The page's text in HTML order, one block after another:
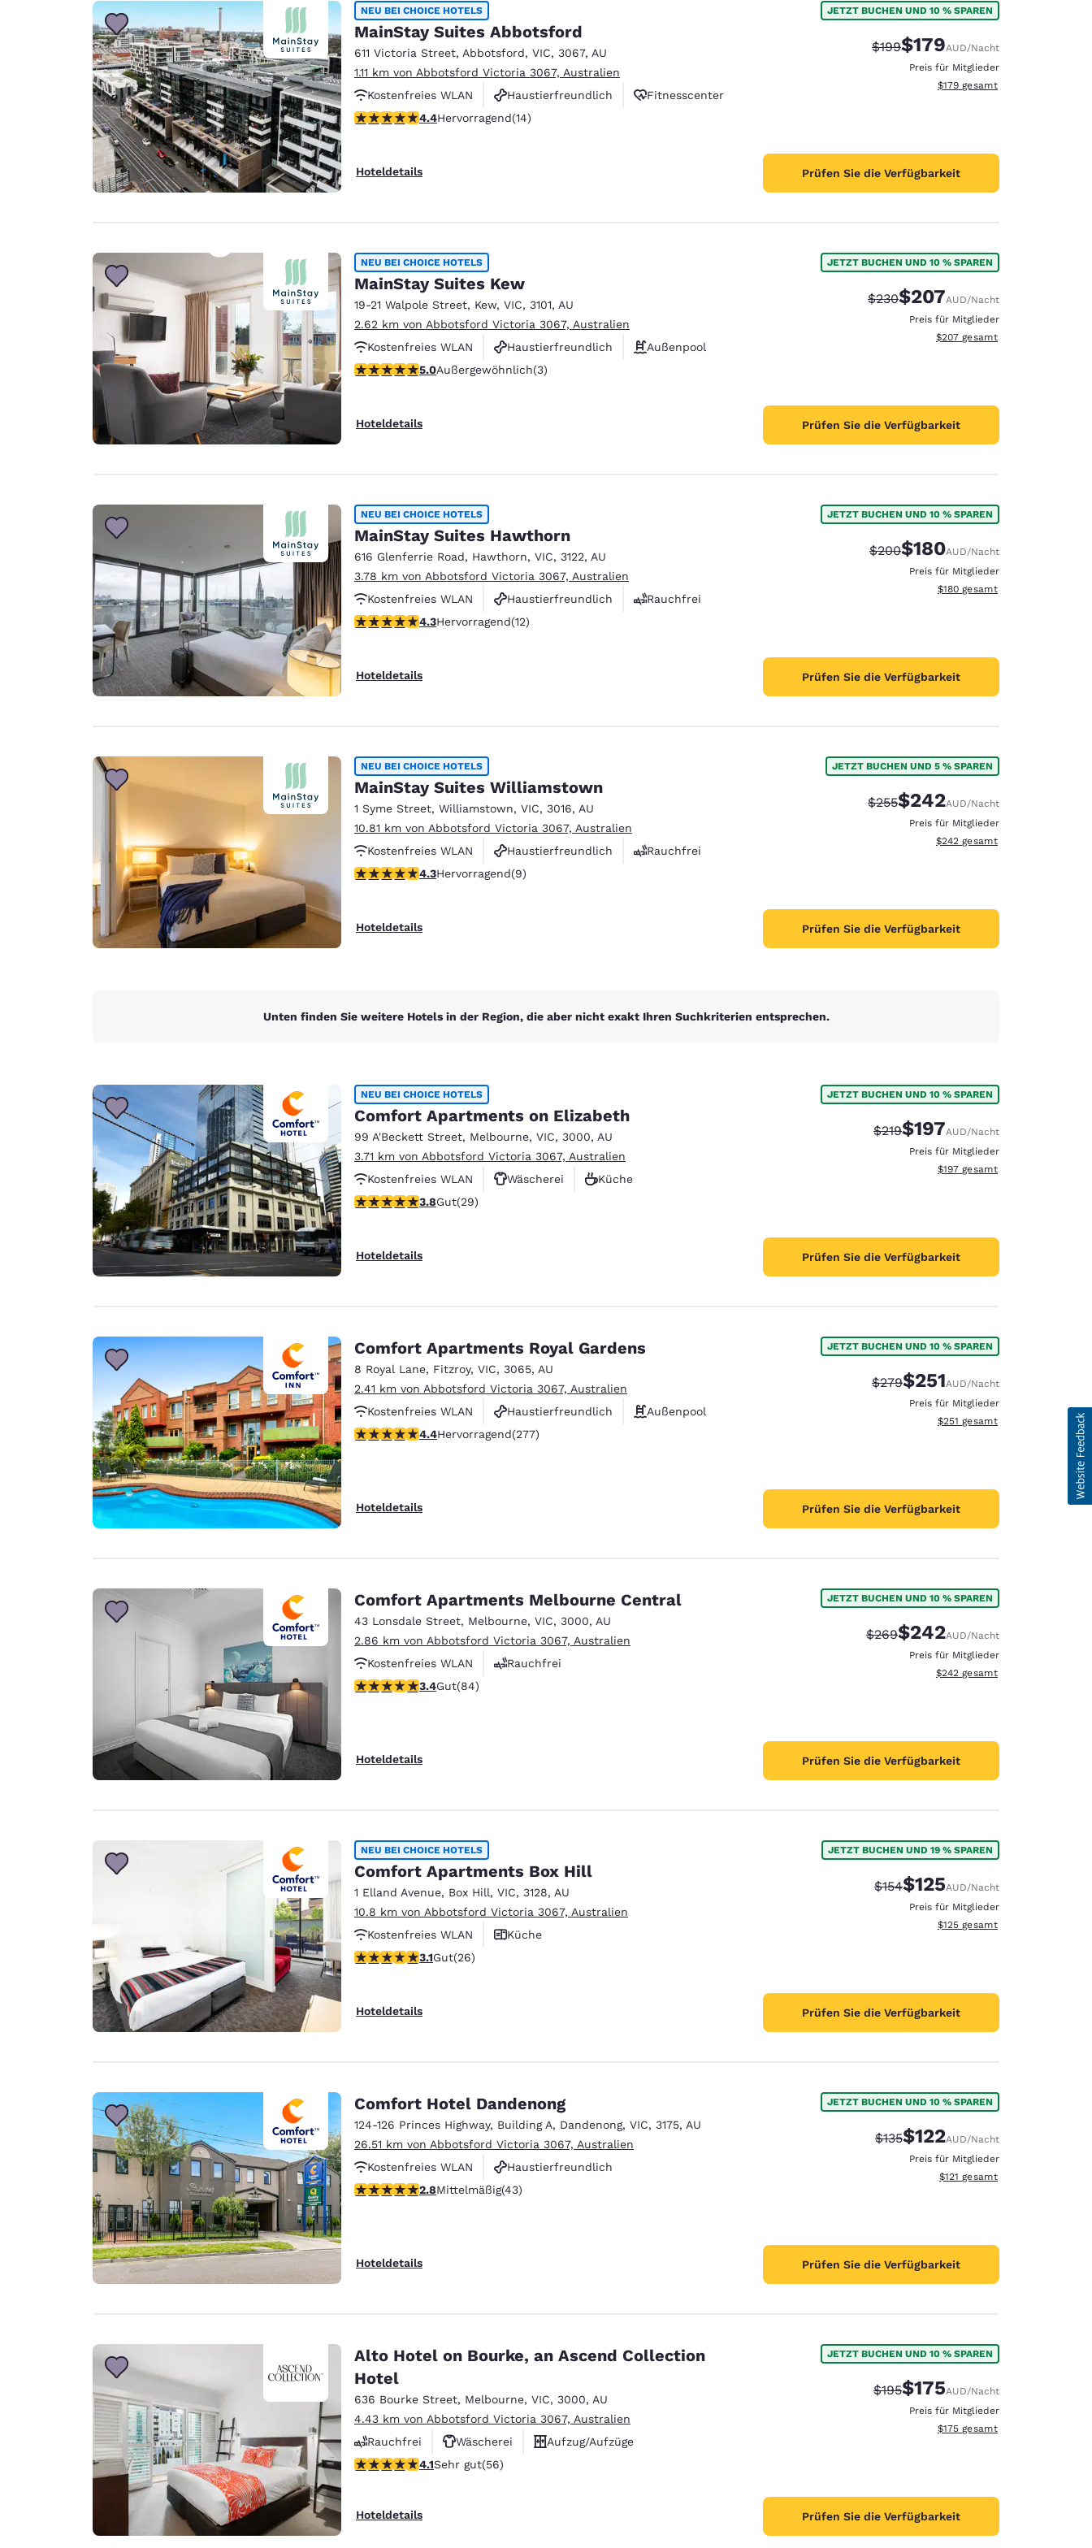
Europa
Deutschland
Deutsch
Germany
English Español
Spain
English
Ireland
Asien-Pazifik
Australia
English
India
English
NEU BEI CHOICE HOTELS
MainStay Suites Abbotsford
611 Victoria Street, Abbotsford, VIC, 3067, AU
1.11 km von Abbotsford Victoria 3067, Australien
Kostenfreies WLAN
Haustierfreundlich
Fitnesscenter
4.43-Sterne-Bewertung. Hervorragend. 14 Bewertungen
4.4Hervorragend(14)
Hoteldetails
JETZT BUCHEN UND 10 % SPAREN
Durchgestrichener Preis:
$199Vergünstigter Preis:
$179AUD/Nacht
Preis für Mitglieder
Geschätzte Gesamtdetails
$179 gesamt
Prüfen Sie die Verfügbarkeit
NEU BEI CHOICE HOTELS
MainStay Suites Kew
19-21 Walpole Street, Kew, VIC, 3101, AU
2.62 km von Abbotsford Victoria 3067, Australien
Kostenfreies WLAN
Haustierfreundlich
Außenpool
5-Sterne-Bewertung. Außergewöhnlich. 3 Bewertungen
5.0Außergewöhnlich(3)
Hoteldetails
JETZT BUCHEN UND 10 % SPAREN
Durchgestrichener Preis:
$230Vergünstigter Preis:
$207AUD/Nacht
Preis für Mitglieder
Geschätzte Gesamtdetails
$207 gesamt
Prüfen Sie die Verfügbarkeit
NEU BEI CHOICE HOTELS
MainStay Suites Hawthorn
616 Glenferrie Road, Hawthorn, VIC, 3122, AU
3.78 km von Abbotsford Victoria 3067, Australien
Kostenfreies WLAN
Haustierfreundlich
Rauchfrei
4.25-Sterne-Bewertung. Hervorragend. 12 Bewertungen
4.3Hervorragend(12)
Hoteldetails
JETZT BUCHEN UND 10 % SPAREN
Durchgestrichener Preis:
$200Vergünstigter Preis:
$180AUD/Nacht
Preis für Mitglieder
Geschätzte Gesamtdetails
$180 gesamt
Prüfen Sie die Verfügbarkeit
NEU BEI CHOICE HOTELS
MainStay Suites Williamstown
1 Syme Street, Williamstown, VIC, 3016, AU
10.81 km von Abbotsford Victoria 3067, Australien
Kostenfreies WLAN
Haustierfreundlich
Rauchfrei
4.33-Sterne-Bewertung. Hervorragend. 9 Bewertungen
4.3Hervorragend(9)
Hoteldetails
JETZT BUCHEN UND 5 % SPAREN
Durchgestrichener Preis:
$255Vergünstigter Preis:
$242AUD/Nacht
Preis für Mitglieder
Geschätzte Gesamtdetails
$242 gesamt
Prüfen Sie die Verfügbarkeit
Unten finden Sie weitere Hotels in der Region, die aber nicht exakt Ihren Suchkriterien entsprechen.
NEU BEI CHOICE HOTELS
Comfort Apartments on Elizabeth
99 A'Beckett Street, Melbourne, VIC, 3000, AU
3.71 km von Abbotsford Victoria 3067, Australien
Kostenfreies WLAN
Wäscherei
Küche
3.79-Sterne-Bewertung. Gut. 29 Bewertungen
3.8Gut(29)
Hoteldetails
JETZT BUCHEN UND 10 % SPAREN
Durchgestrichener Preis:
$219Vergünstigter Preis:
$197AUD/Nacht
Preis für Mitglieder
Geschätzte Gesamtdetails
$197 gesamt
Prüfen Sie die Verfügbarkeit
Comfort Apartments Royal Gardens
8 Royal Lane, Fitzroy, VIC, 3065, AU
2.41 km von Abbotsford Victoria 3067, Australien
Kostenfreies WLAN
Haustierfreundlich
Außenpool
4.44-Sterne-Bewertung. Hervorragend. 277 Bewertungen
4.4Hervorragend(277)
Hoteldetails
JETZT BUCHEN UND 10 % SPAREN
Durchgestrichener Preis:
$279Vergünstigter Preis:
$251AUD/Nacht
Preis für Mitglieder
Geschätzte Gesamtdetails
$251 gesamt
Prüfen Sie die Verfügbarkeit
Comfort Apartments Melbourne Central
43 Lonsdale Street, Melbourne, VIC, 3000, AU
2.86 km von Abbotsford Victoria 3067, Australien
Kostenfreies WLAN
Rauchfrei
3.4-Sterne-Bewertung. Gut. 84 Bewertungen
3.4Gut(84)
Hoteldetails
JETZT BUCHEN UND 10 % SPAREN
Durchgestrichener Preis:
$269Vergünstigter Preis:
$242AUD/Nacht
Preis für Mitglieder
Geschätzte Gesamtdetails
$242 gesamt
Prüfen Sie die Verfügbarkeit
NEU BEI CHOICE HOTELS
Comfort Apartments Box Hill
1 Elland Avenue, Box Hill, VIC, 3128, AU
10.8 km von Abbotsford Victoria 3067, Australien
Kostenfreies WLAN
Küche
3.12-Sterne-Bewertung. Gut. 26 Bewertungen
3.1Gut(26)
Hoteldetails
JETZT BUCHEN UND 19 % SPAREN
Durchgestrichener Preis:
$154Vergünstigter Preis:
$125AUD/Nacht
Preis für Mitglieder
Geschätzte Gesamtdetails
$125 gesamt
Prüfen Sie die Verfügbarkeit
Comfort Hotel Dandenong
124-126 Princes Highway, Building A, Dandenong, VIC, 3175, AU
26.51 km von Abbotsford Victoria 3067, Australien
Kostenfreies WLAN
Haustierfreundlich
Raum für Meetings
2.81-Sterne-Bewertung. Mittelmäßig. 43 Bewertungen
2.8Mittelmäßig(43)
Hoteldetails
JETZT BUCHEN UND 10 % SPAREN
Durchgestrichener Preis:
$135Vergünstigter Preis:
$122AUD/Nacht
Preis für Mitglieder
Geschätzte Gesamtdetails
$121 gesamt
Prüfen Sie die Verfügbarkeit
Alto Hotel on Bourke, an Ascend Collection
Hotel
636 Bourke Street, Melbourne, VIC, 3000, AU
4.43 km von Abbotsford Victoria 3067, Australien
Rauchfrei
Wäscherei
Aufzug/Aufzüge
4.09-Sterne-Bewertung. Sehr gut. 56 Bewertungen
4.1Sehr gut(56)
Hoteldetails
JETZT BUCHEN UND 10 % SPAREN
Durchgestrichener Preis:
$195Vergünstigter Preis:
$175AUD/Nacht
Preis für Mitglieder
Geschätzte Gesamtdetails
$175 gesamt
Prüfen Sie die Verfügbarkeit